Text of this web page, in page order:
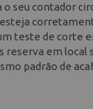
o seu contador
teste de corte
reserva em local
padrão de